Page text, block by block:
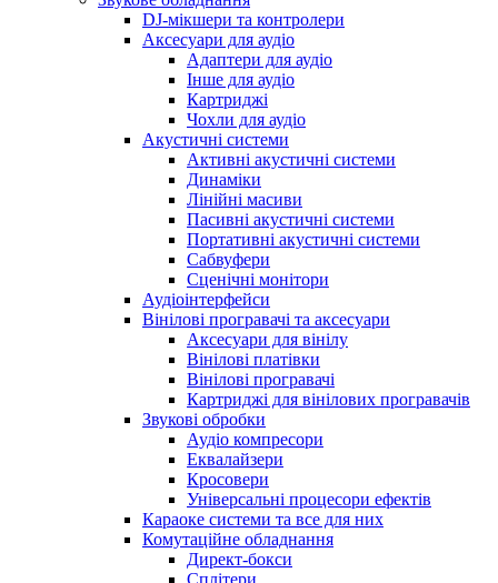
DJ-мікшери та контролери
Аксесуари для аудіо
Адаптери для аудіо
Інше для аудіо
Картриджі
Чохли для аудіо
Акустичні системи
Активні акустичні системи
Динаміки
Лінійні масиви
Пасивні акустичні системи
Портативні акустичні системи
Сабвуфери
Сценічні монітори
Аудіоінтерфейси
Вінілові програвачі та аксесуари
Аксесуари для вінілу
Вінілові платівки
Вінілові програвачі
Картриджі для вінілових програвачів
Звукові обробки
Аудіо компресори
Еквалайзери
Кросовери
Універсальні процесори ефектів
Караоке системи та все для них
Комутаційне обладнання
Директ-бокси
Сплітери